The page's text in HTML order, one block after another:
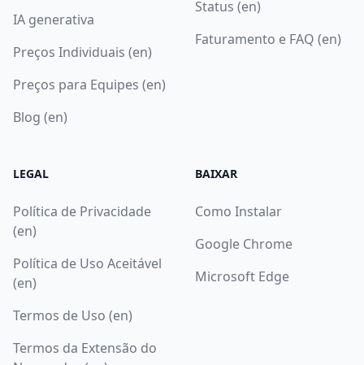
IA generativa
Preços Individuais (en)
Preços para Equipes (en)
Blog (en)
Status (en)
Faturamento e FAQ (en)
LEGAL
Política de Privacidade
(en)
Política de Uso Aceitável
(en)
Termos de Uso (en)
Termos da Extensão do
BAIXAR
Como Instalar
Google Chrome
Microsoft Edge